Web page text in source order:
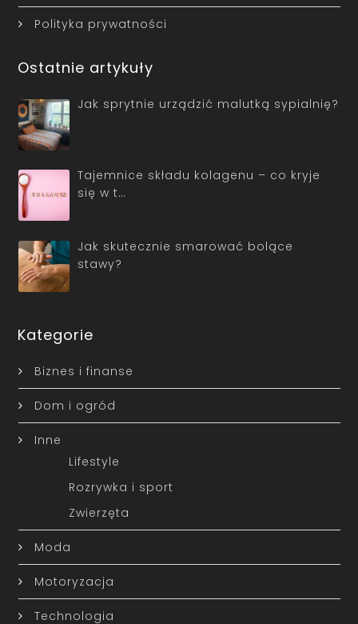
Polityka prywatności
Ostatnie artykuły
Jak sprytnie urządzić malutką sypialnię?
Tajemnice składu kolagenu – co kryje
się w t…
Jak skutecznie smarować bolące
stawy?
Kategorie
Biznes i finanse
Dom i ogród
Inne
Lifestyle
Rozrywka i sport
Zwierzęta
Moda
Motoryzacja
Technologia